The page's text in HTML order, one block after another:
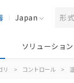
Japan
ソリューション
リ > コントロール >